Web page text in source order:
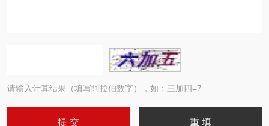
请输入计算结果（填写阿拉伯数字），如：三加四=7